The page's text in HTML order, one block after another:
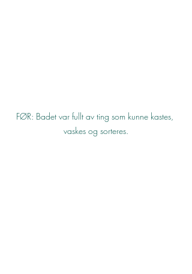
FØR: Badet var fullt av ting som kunne kastes,
vaskes og sorteres.